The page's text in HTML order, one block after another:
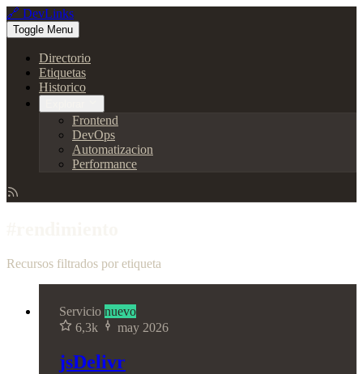
🔗 DevLinks
Toggle Menu
Directorio
Etiquetas
Historico
Frontend
DevOps
Automatizacion
Performance
Recursos filtrados por etiqueta
Servicio nuevo
6,3k
may 2026
jsDelivr